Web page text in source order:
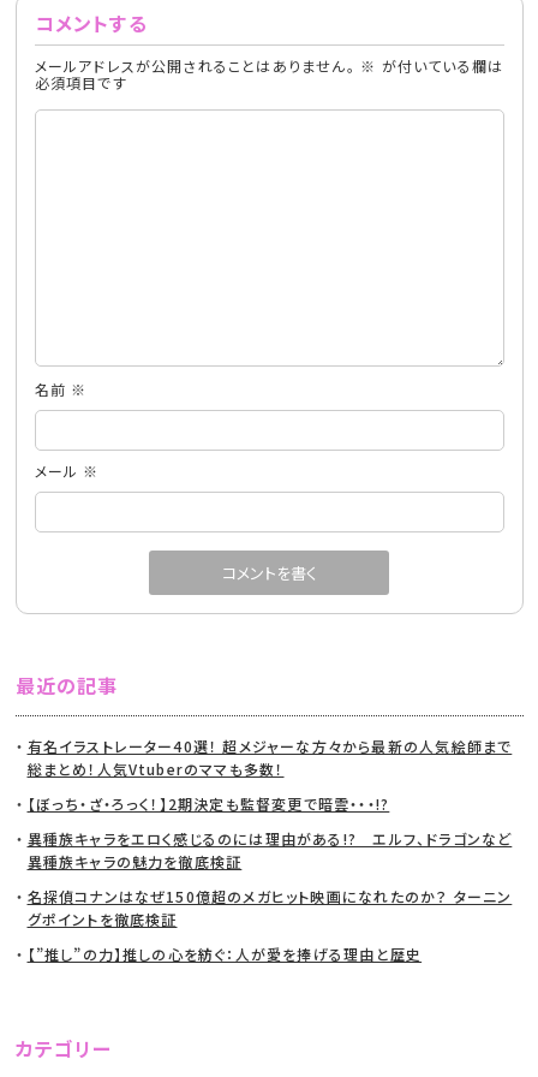
コメントする
メールアドレスが公開されることはありません。 ※ が付いている欄は
必須項目です
名前 ※
メール ※
最近の記事
有名イラストレーター40選！ 超メジャーな方々から最新の人気絵師まで
総まとめ！人気Vtuberのママも多数！
【ぼっち・ざ・ろっく！】2期決定も監督変更で暗雲・・・!?
異種族キャラをエロく感じるのには理由がある!? エルフ、ドラゴンなど
異種族キャラの魅力を徹底検証
名探偵コナンはなぜ150億超のメガヒット映画になれたのか？ ターニン
グポイントを徹底検証
【”推し”の力】推しの心を紡ぐ：人が愛を捧げる理由と歴史
カテゴリー